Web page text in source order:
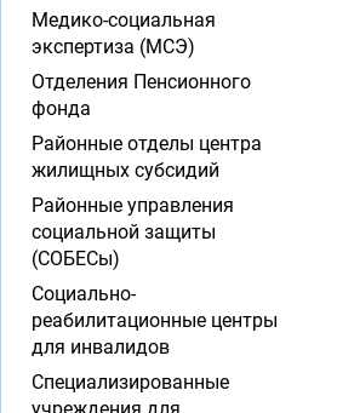
Медико-социальная
экспертиза (МСЭ)
Отделения Пенсионного
фонда
Районные отделы центра
жилищных субсидий
Районные управления
социальной защиты
(СОБЕСы)
Социально-
реабилитационные центры
для инвалидов
Специализированные